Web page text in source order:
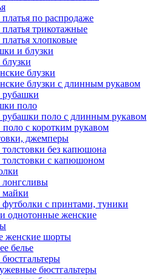
по распродаже
трикотажные
хлопковые
и блузки
блузки
блузки с длинным рукавом
поло
поло с длинным рукавом
с коротким рукавом
джемперы
без капюшона
с капюшоном
майки
с принтами, туники
однотонные женские
женские шорты
белье
бюстгальтеры